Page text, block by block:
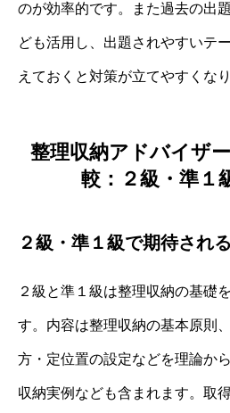
のが効率的です。また過去の出
ども活用し、出題されやすいテ
えておくと対策が立てやすくなり
整理収納アドバイザ
較：２級・準１
２級・準１級で期待され
２級と準１級は整理収納の基礎
す。内容は整理収納の基本原則
方・定位置の設定などを理論か
収納実例なども含まれます。取